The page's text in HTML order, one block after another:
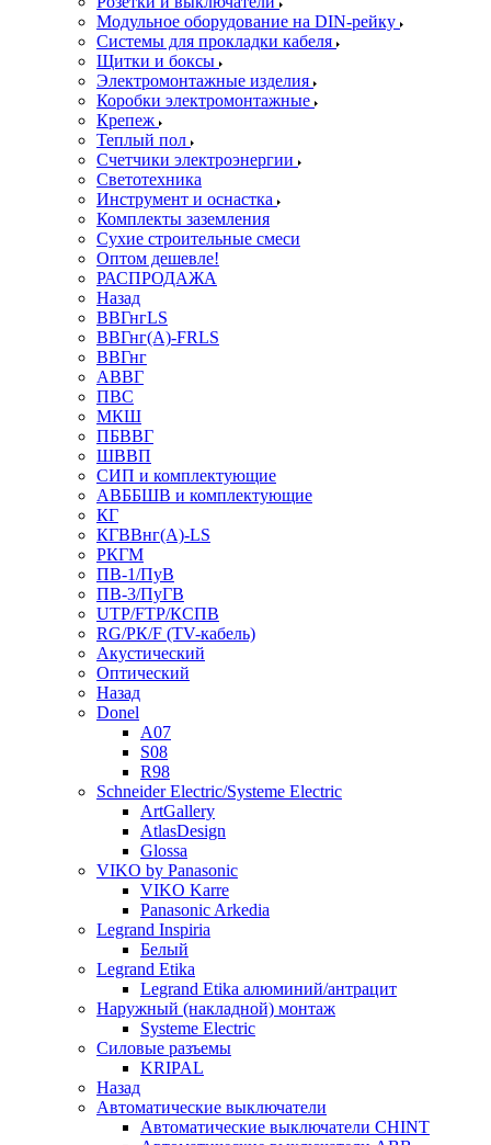
Модульное оборудование на DIN-рейку
Системы для прокладки кабеля
Щитки и боксы
Электромонтажные изделия
Коробки электромонтажные
Крепеж
Теплый пол
Счетчики электроэнергии
Светотехника
Инструмент и оснастка
Комплекты заземления
Сухие строительные смеси
Оптом дешевле!
РАСПРОДАЖА
Назад
ВВГнгLS
ВВГнг(А)-FRLS
ВВГнг
АВВГ
ПВС
МКШ
ПБВВГ
ШВВП
СИП и комплектующие
АВББШВ и комплектующие
КГ
КГВВнг(А)-LS
РКГМ
ПВ-1/ПуВ
ПВ-3/ПуГВ
UTP/FTP/КСПВ
RG/РК/F (TV-кабель)
Акустический
Оптический
Назад
Donel
A07
S08
R98
Schneider Electric/Systeme Electric
ArtGallery
AtlasDesign
Glossa
VIKO by Panasonic
VIKO Karre
Panasonic Arkedia
Legrand Inspiria
Белый
Legrand Etika
Legrand Etika алюминий/антрацит
Наружный (накладной) монтаж
Systeme Electric
Силовые разъемы
KRIPAL
Назад
Автоматические выключатели
Автоматические выключатели CHINT